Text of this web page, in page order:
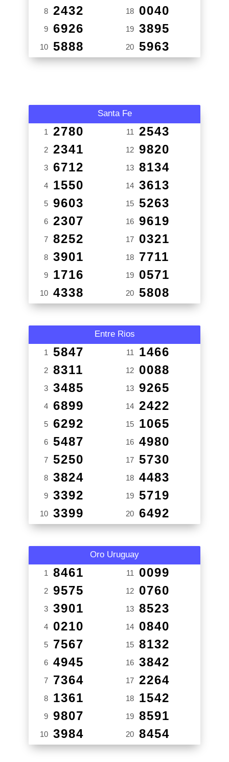
8 2432
9 6926
10 5888
18 0040
19 3895
20 5963
Santa Fe
1 2780
2 2341
3 6712
4 1550
5 9603
6 2307
7 8252
8 3901
9 1716
10 4338
11 2543
12 9820
13 8134
14 3613
15 5263
16 9619
17 0321
18 7711
19 0571
20 5808
Entre Rios
1 5847
2 8311
3 3485
4 6899
5 6292
6 5487
7 5250
8 3824
9 3392
10 3399
11 1466
12 0088
13 9265
14 2422
15 1065
16 4980
17 5730
18 4483
19 5719
20 6492
Oro Uruguay
1 8461
2 9575
3 3901
4 0210
5 7567
6 4945
7 7364
8 1361
9 9807
10 3984
11 0099
12 0760
13 8523
14 0840
15 8132
16 3842
17 2264
18 1542
19 8591
20 8454